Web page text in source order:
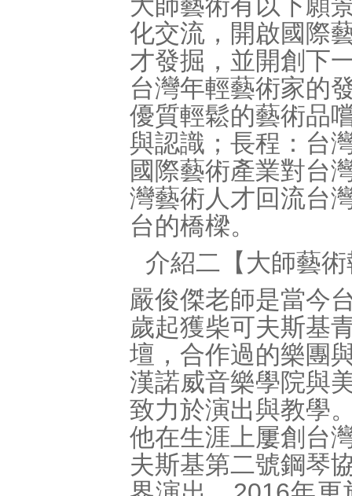
化交流，開啟國際
才發掘，並開創下
台灣年輕藝術家的
優質輕鬆的藝術品
與認識；長程：台
國際藝術產業對台
灣藝術人才回流台
台的橋樑。
介紹二【大師藝
嚴俊傑老師是當今
歲起獲柴可夫斯基
壇，合作過的樂團
漢諾威音樂學院與
致力於演出與教學
他在生涯上屢創台
夫斯基第二號鋼琴